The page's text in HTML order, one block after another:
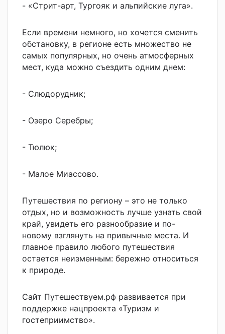
- «Стрит-арт, Тургояк и альпийские луга».
Если времени немного, но хочется сменить
обстановку, в регионе есть множество не
самых популярных, но очень атмосферных
мест, куда можно съездить одним днем:
- Слюдорудник;
- Озеро Серебры;
- Тюлюк;
- Малое Миассово.
Путешествия по региону – это не только
отдых, но и возможность лучше узнать свой
край, увидеть его разнообразие и по-
новому взглянуть на привычные места. И
главное правило любого путешествия
остается неизменным: бережно относиться
к природе.
Сайт Путешествуем.рф развивается при
поддержке нацпроекта «Туризм и
гостеприимство».